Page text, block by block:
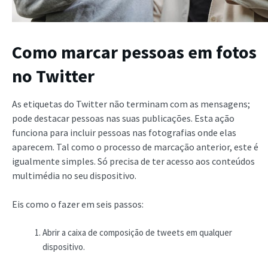
Como marcar pessoas em fotos
no Twitter
As etiquetas do Twitter não terminam com as mensagens;
pode destacar pessoas nas suas publicações. Esta ação
funciona para incluir pessoas nas fotografias onde elas
aparecem. Tal como o processo de marcação anterior, este é
igualmente simples. Só precisa de ter acesso aos conteúdos
multimédia no seu dispositivo.
Eis como o fazer em seis passos:
Abrir a caixa de composição de tweets em qualquer
dispositivo.